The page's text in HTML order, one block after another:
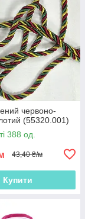
червоно-
(55320.001)
388 од.
43,40 ₴/м
Купити